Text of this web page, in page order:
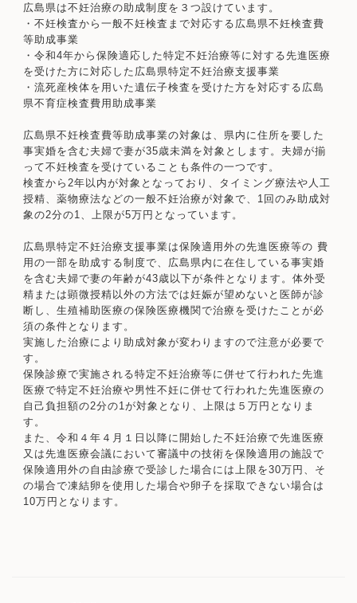
広島県は不妊治療の助成制度を３つ設けています。
・不妊検査から一般不妊検査まで対応する広島県不妊検査費
等助成事業
・令和4年から保険適応した特定不妊治療等に対する先進医療
を受けた方に対応した広島県特定不妊治療支援事業
・流死産検体を用いた遺伝子検査を受けた方を対応する広島
県不育症検査費用助成事業
広島県不妊検査費等助成事業の対象は、県内に住所を要した
事実婚を含む夫婦で妻が35歳未満を対象とします。夫婦が揃
って不妊検査を受けていることも条件の一つです。
検査から2年以内が対象となっており、タイミング療法や人工
授精、薬物療法などの一般不妊治療が対象で、1回のみ助成対
象の2分の1、上限が5万円となっています。
広島県特定不妊治療支援事業は保険適用外の先進医療等の 費
用の一部を助成する制度で、広島県内に在住している事実婚
を含む夫婦で妻の年齢が43歳以下が条件となります。体外受
精または顕微授精以外の方法では妊娠が望めないと医師が診
断し、生殖補助医療の保険医療機関で治療を受けたことが必
須の条件となります。
実施した治療により助成対象が変わりますので注意が必要で
す。
保険診療で実施される特定不妊治療等に併せて行われた先進
医療で特定不妊治療や男性不妊に併せて行われた先進医療の
自己負担額の2分の1が対象となり、上限は５万円となりま
す。
また、令和４年４月１日以降に開始した不妊治療で先進医療
又は先進医療会議において審議中の技術を保険適用の施設で
保険適用外の自由診療で受診した場合には上限を30万円、そ
の場合で凍結卵を使用した場合や卵子を採取できない場合は
10万円となります。